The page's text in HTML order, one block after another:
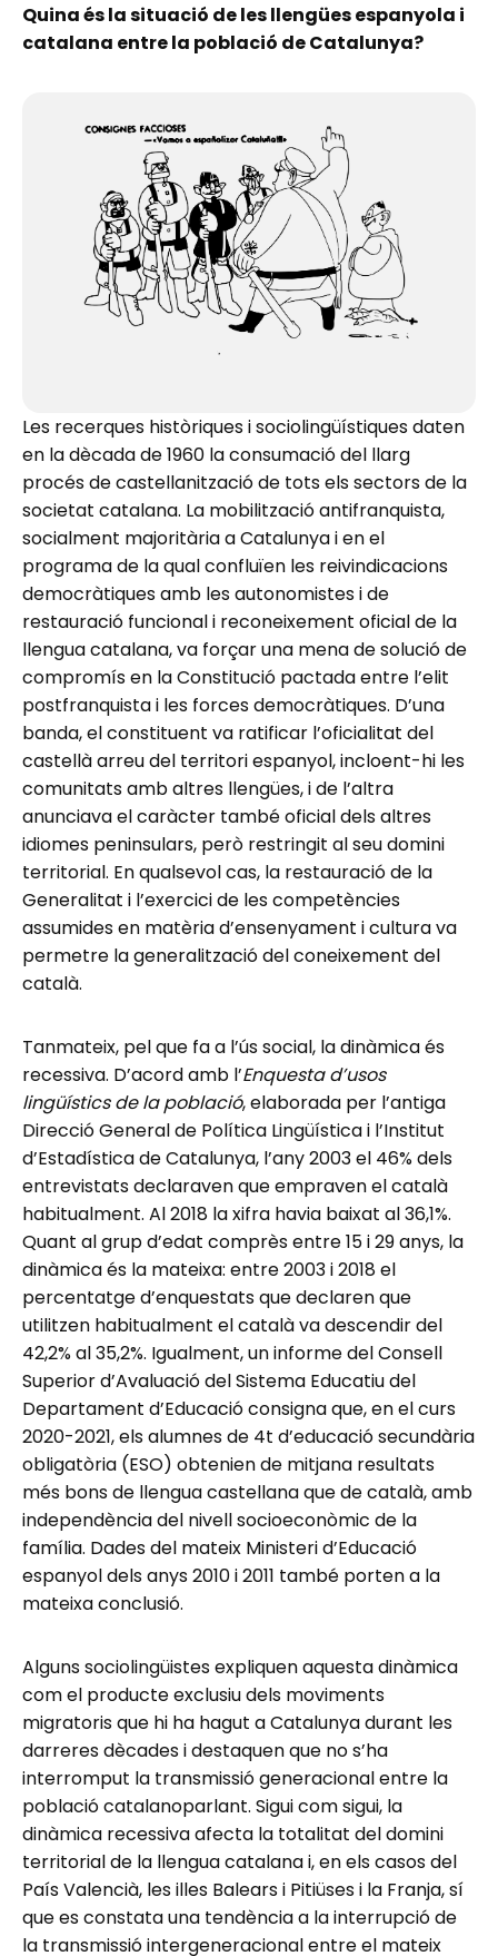
Quina és la situació de les llengües espanyola i
catalana entre la població de Catalunya?
Les recerques històriques i sociolingüístiques daten
en la dècada de 1960 la consumació del llarg
procés de castellanització de tots els sectors de la
societat catalana. La mobilització antifranquista,
socialment majoritària a Catalunya i en el
programa de la qual confluïen les reivindicacions
democràtiques amb les autonomistes i de
restauració funcional i reconeixement oficial de la
llengua catalana, va forçar una mena de solució de
compromís en la Constitució pactada entre l’elit
postfranquista i les forces democràtiques. D’una
banda, el constituent va ratificar l’oficialitat del
castellà arreu del territori espanyol, incloent-hi les
comunitats amb altres llengües, i de l’altra
anunciava el caràcter també oficial dels altres
idiomes peninsulars, però restringit al seu domini
territorial. En qualsevol cas, la restauració de la
Generalitat i l’exercici de les competències
assumides en matèria d’ensenyament i cultura va
permetre la generalització del coneixement del
català.
Tanmateix, pel que fa a l’ús social, la dinàmica és
recessiva. D’acord amb l’Enquesta d’usos
lingüístics de la població, elaborada per l’antiga
Direcció General de Política Lingüística i l’Institut
d’Estadística de Catalunya, l’any 2003 el 46% dels
entrevistats declaraven que empraven el català
habitualment. Al 2018 la xifra havia baixat al 36,1%.
Quant al grup d’edat comprès entre 15 i 29 anys, la
dinàmica és la mateixa: entre 2003 i 2018 el
percentatge d’enquestats que declaren que
utilitzen habitualment el català va descendir del
42,2% al 35,2%. Igualment, un informe del Consell
Superior d’Avaluació del Sistema Educatiu del
Departament d’Educació consigna que, en el curs
2020-2021, els alumnes de 4t d’educació secundària
obligatòria (ESO) obtenien de mitjana resultats
més bons de llengua castellana que de català, amb
independència del nivell socioeconòmic de la
família. Dades del mateix Ministeri d’Educació
espanyol dels anys 2010 i 2011 també porten a la
mateixa conclusió.
Alguns sociolingüistes expliquen aquesta dinàmica
com el producte exclusiu dels moviments
migratoris que hi ha hagut a Catalunya durant les
darreres dècades i destaquen que no s’ha
interromput la transmissió generacional entre la
població catalanoparlant. Sigui com sigui, la
dinàmica recessiva afecta la totalitat del domini
territorial de la llengua catalana i, en els casos del
País Valencià, les illes Balears i Pitiüses i la Franja, sí
que es constata una tendència a la interrupció de
la transmissió intergeneracional entre el mateix